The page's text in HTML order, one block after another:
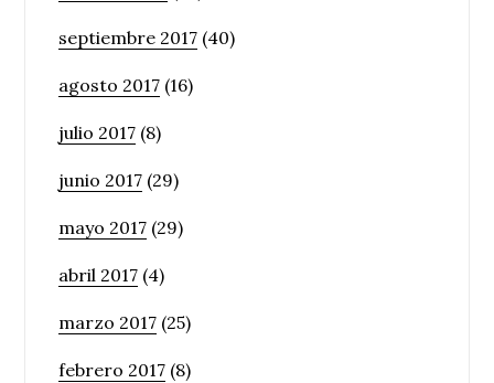
septiembre 2017 (40)
agosto 2017 (16)
julio 2017 (8)
junio 2017 (29)
mayo 2017 (29)
abril 2017 (4)
marzo 2017 (25)
febrero 2017 (8)